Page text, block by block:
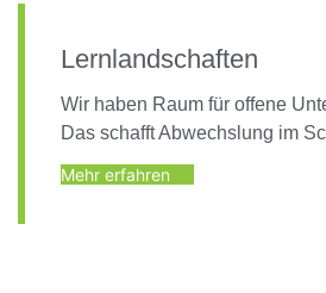
Lernlandschaften
Wir haben Raum für offene
Das schafft Abwechslung im
Mehr erfahren